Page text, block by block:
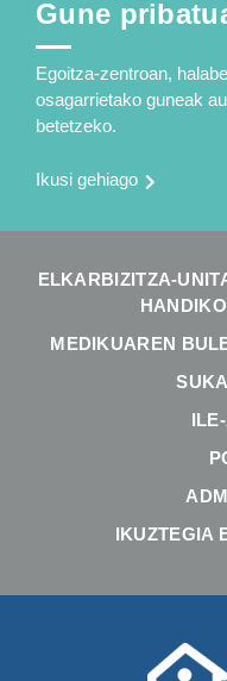
Gune
Egoitza-zentroan,
osagarrietako guneak
betetzeko.
Ikusi gehiago
ELKARBIZITZA-
MEDIKUAREN
IKUZTEGIA